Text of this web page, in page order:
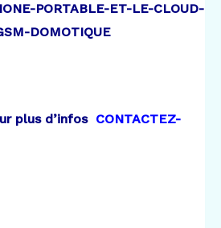
PORTABLE-ET-LE-CLOUD-
DOMOTIQUE
plus d’infos CONTACTEZ-